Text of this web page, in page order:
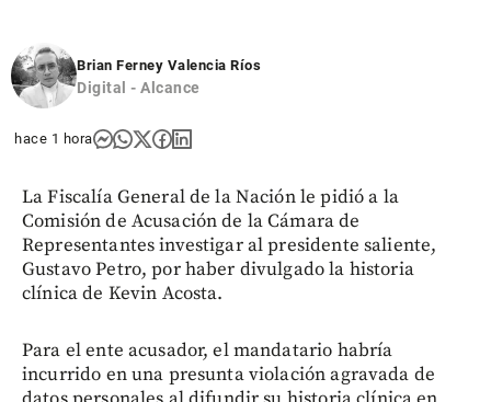
Brian Ferney Valencia Ríos
Digital - Alcance
hace 1 hora
La Fiscalía General de la Nación le pidió a la
Comisión de Acusación de la Cámara de
Representantes investigar al presidente saliente,
Gustavo Petro, por haber divulgado la historia
clínica de Kevin Acosta.
Para el ente acusador, el mandatario habría
incurrido en una presunta violación agravada de